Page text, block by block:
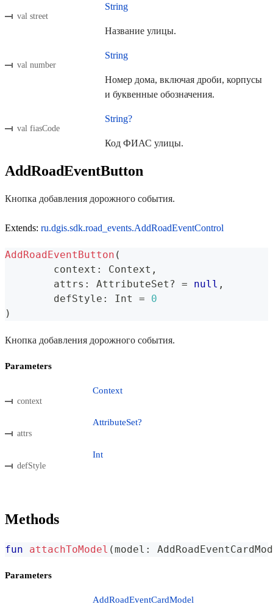
val street
String
Название улицы.
val number
String
Номер дома, включая дроби, корпусы
и буквенные обозначения.
val fiasCode
String?
Код ФИАС улицы.
AddRoadEventButton
Кнопка добавления дорожного события.
Extends: ru.dgis.sdk.road_events.AddRoadEventControl
AddRoadEventButton (
	context
: Context ,
	attrs
: AttributeSet ? = null ,
	defStyle
: Int =
0
)
Кнопка добавления дорожного события.
Parameters
context
Context
attrs
AttributeSet?
defStyle
Int
Methods
fun attachToModel (model :
Parameters
AddRoadEventCardModel